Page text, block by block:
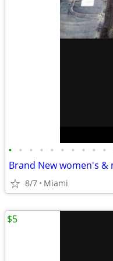
• • • • • • • • • •
8/7 Miami
$5